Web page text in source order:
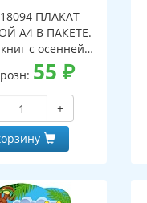
ПЛАКАТ
А4 В ПАКЕТЕ.
с осенней
листвой (в
упаковке,
и клеевым
двухсторонний,
ВД-лак)
55₽
+